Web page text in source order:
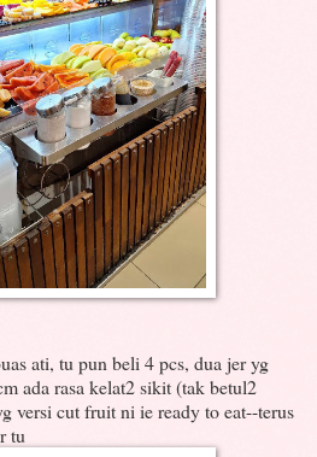
ati, tu pun beli 4 pcs, dua jer yg
ada rasa kelat2 sikit (tak betul2
versi cut fruit ni ie ready to eat--terus
tu